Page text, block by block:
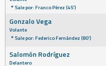
Sale por: Franco Pérez (45')
Gonzalo Vega
Volante
Sale por: Federico Fernández (80')
Salomón Rodríguez
Delantero